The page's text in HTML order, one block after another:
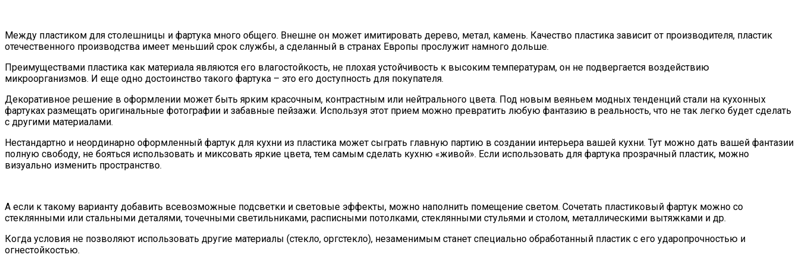
Между пластиком для столешницы и фартука много общего. Внешне он может имитировать дерево, метал, камень. Качество пластика зависит от производителя, пластик
отечественного производства имеет меньший срок службы, а сделанный в странах Европы прослужит намного дольше.
Преимуществами пластика как материала являются его влагостойкость, не плохая устойчивость к высоким температурам, он не подвергается воздействию
микроорганизмов. И еще одно достоинство такого фартука – это его доступность для покупателя.
Декоративное решение в оформлении может быть ярким красочным, контрастным или нейтрального цвета. Под новым веяньем модных тенденций стали на кухонных
фартуках размещать оригинальные фотографии и забавные пейзажи. Используя этот прием можно превратить любую фантазию в реальность, что не так легко будет сделать
с другими материалами.
Нестандартно и неординарно оформленный фартук для кухни из пластика может сыграть главную партию в создании интерьера вашей кухни. Тут можно дать вашей фантазии
полную свободу, не бояться использовать и миксовать яркие цвета, тем самым сделать кухню «живой». Если использовать для фартука прозрачный пластик, можно
визуально изменить пространство.
А если к такому варианту добавить всевозможные подсветки и световые эффекты, можно наполнить помещение светом. Сочетать пластиковый фартук можно со
стеклянными или стальными деталями, точечными светильниками, расписными потолками, стеклянными стульями и столом, металлическими вытяжками и др.
Когда условия не позволяют использовать другие материалы (стекло, оргстекло), незаменимым станет специально обработанный пластик с его ударопрочностью и
огнестойкостью.